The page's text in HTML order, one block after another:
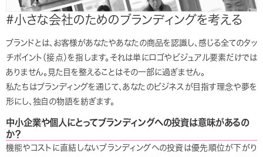
#小さな会社のためのブランディングを考える
ブランドとは、お客様があなたやあなたの商品を認識し、感じる全てのタッ
チポイント（接点）を指します。それは単にロゴやビジュアル要素だけでは
ありません。見た目を整えることはその一部に過ぎません。
私たちはブランディングを通じて、あなたのビジネスが目指す理念や夢を
形にし、独自の物語を紡ぎます。
中小企業や個人にとってブランディングへの投資は意味があるの
か？
機能やコストに直結しないブランディングへの投資は優先順位が下がり